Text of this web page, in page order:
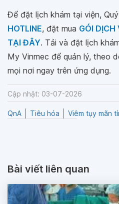
Để đặt lịch khám tại viện,
HOTLINE, đặt mua GÓI DỊCH
TẠI ĐÂY. Tải và đặt lịch
My Vinmec để quản lý, theo
mọi nơi ngay trên ứng dụng.
Cập nhật: 03-07-2026
QnA Tiêu hóa Viêm tụy mãn
Bài viết liên quan